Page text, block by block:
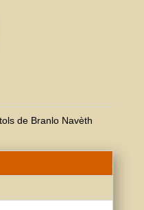
de Branlo Navèth